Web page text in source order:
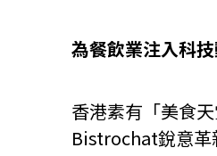
為餐飲業注入科
香港素有「美食
Bistrochat銳意革